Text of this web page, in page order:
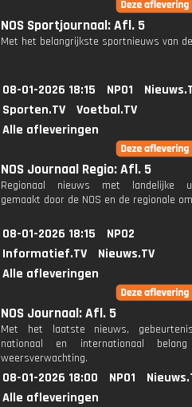
NOS Sportjournaal: Afl. 5
Met het belangrijkste sportnieuws van
08-01-2026 18:15 NPO1
Sporten.TV
Voetbal.TV
Alle afleveringen
NOS Journaal Regio: Afl. 5
Regionaal nieuws met landelijke
gemaakt door de NOS en de regionale
08-01-2026 18:15
NPO2
Informatief.TV
Nieuws.TV
Alle afleveringen
NOS Journaal: Afl. 5
Met het laatste nieuws,
nationaal en internationaal
weersverwachting.
08-01-2026 18:00 NPO1
Alle afleveringen